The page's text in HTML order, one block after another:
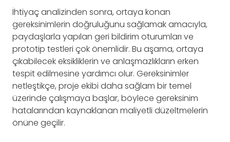
İhtiyaç analizinden sonra, ortaya konan
gereksinimlerin doğruluğunu sağlamak amacıyla,
paydaşlarla yapılan geri bildirim oturumları ve
prototip testleri çok önemlidir. Bu aşama, ortaya
çıkabilecek eksikliklerin ve anlaşmazlıkların erken
tespit edilmesine yardımcı olur. Gereksinimler
netleştikçe, proje ekibi daha sağlam bir temel
üzerinde çalışmaya başlar, böylece gereksinim
hatalarından kaynaklanan maliyetli düzeltmelerin
önüne geçilir.